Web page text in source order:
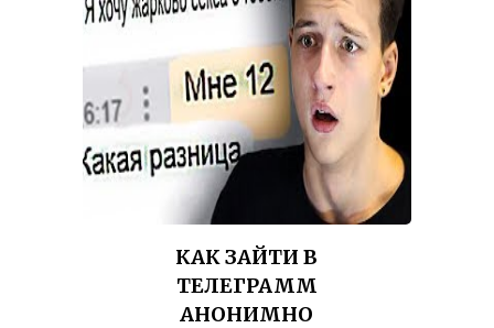
КАК ЗАЙТИ В
ТЕЛЕГРАММ
АНОНИМНО